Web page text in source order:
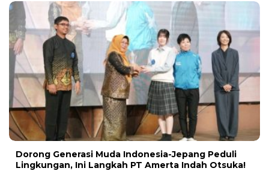
Dorong Generasi Muda Indonesia-Jepang Peduli
Lingkungan, Ini Langkah PT Amerta Indah Otsuka!